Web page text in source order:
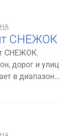
СНЕЖОК
СНЕЖОК.
дорог и улиц
в диапазон...